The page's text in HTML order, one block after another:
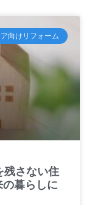
向けリフォーム
残さない住
暮らしに